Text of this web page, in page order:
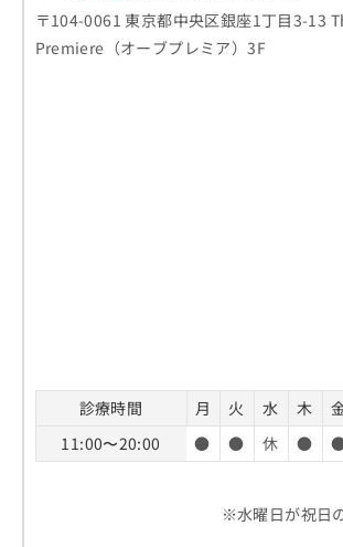
〒104-0061 東京都中央区銀座1丁目3-13
Premiere（オーブプレミア）3F
診療時間 月 火 水 木
11:00〜20:00
● ● 休 ●
※水曜日が祝日